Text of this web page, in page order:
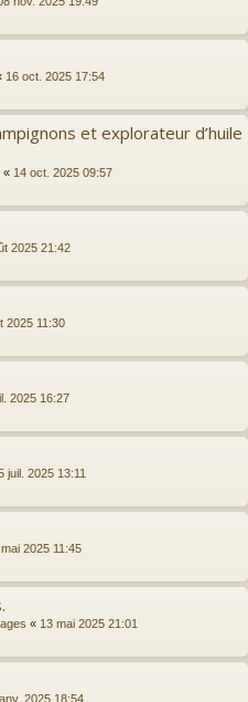
16 oct. 2025 17:54
et explorateur d’huile
« 14 oct. 2025 09:57
2025 21:42
2025 11:30
2025 16:27
juil. 2025 13:11
2025 11:45
« 13 mai 2025 21:01
2025 18:54